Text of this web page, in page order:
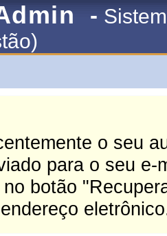
-
o seu
para o seu
botão